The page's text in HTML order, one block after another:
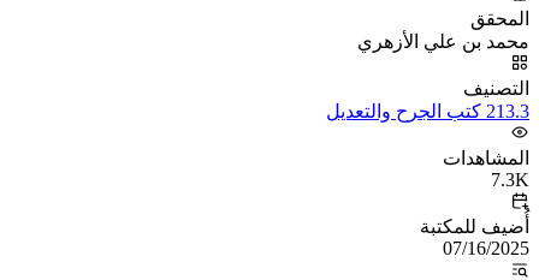
المحقق
محمد بن علي الأزهري
التصنيف
213.3 كتب الجرح والتعديل
المشاهدات
7.3K
أُضيف للمكتبة
07/16/2025